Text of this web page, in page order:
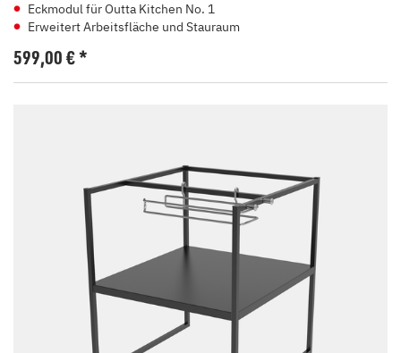
Eckmodul für Outta Kitchen No. 1
Erweitert Arbeitsfläche und Stauraum
599,00€*